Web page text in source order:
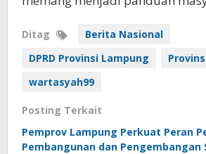
Ditag
Berita Nasional
DPRD Provinsi Lampung
wartasyah99
Posting Terkait
Pemprov Lampung Perkuat Peran
Pembangunan dan Pengembangan